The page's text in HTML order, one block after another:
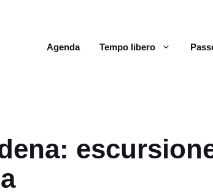
Agenda Tempo libero